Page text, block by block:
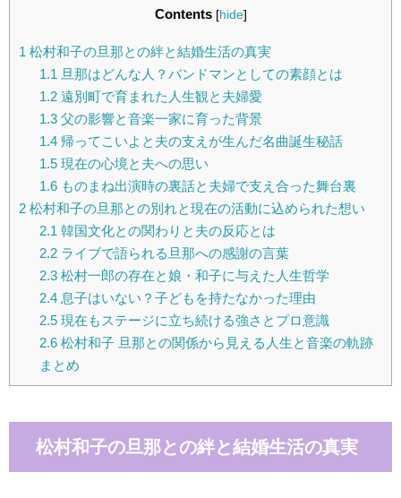
Contents [hide]
1 松村和子の旦那との絆と結婚生活の真実
1.1 旦那はどんな人？バンドマンとしての素顔とは
1.2遠別町で育まれた人生観と夫婦愛
1.3父の影響と音楽一家に育った背景
1.4帰ってこいよと夫の支えが生んだ名曲誕生秘話
1.5現在の心境と夫への思い
1.6ものまね出演時の裏話と夫婦で支え合った舞台裏
2 松村和子の旦那との別れと現在の活動に込められた想い
2.1 韓国文化との関わりと夫の反応とは
2.2ライブで語られる旦那への感謝の言葉
2.3松村一郎の存在と娘・和子に与えた人生哲学
2.4息子はいない？子どもを持たなかった理由
2.5現在もステージに立ち続ける強さとプロ意識
2.6松村和子 旦那との関係から見える人生と音楽の軌跡
まとめ
松村和子の旦那との絆と結婚生活の真実